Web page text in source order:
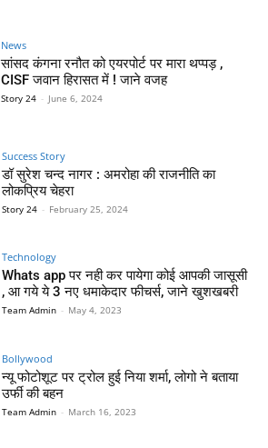
News
सांसद कंगना रनौत को एयरपोर्ट पर मारा थप्पड़ ,
CISF जवान हिरासत में ! जाने वजह
Story 24 - June 6, 2024
Success Story
डॉ सुरेश चन्द नागर : अमरोहा की राजनीति का
लोकप्रिय चेहरा
Story 24 - February 25, 2024
Technology
Whats app पर नही कर पायेगा कोई आपकी जासूसी
, आ गये ये 3 नए धमाकेदार फीचर्स, जाने खुशखबरी
Team Admin - May 4, 2023
Bollywood
न्यू फोटोशूट पर ट्रोल हुई निया शर्मा, लोगो ने बताया
उर्फी की बहन
Team Admin - March 16, 2023